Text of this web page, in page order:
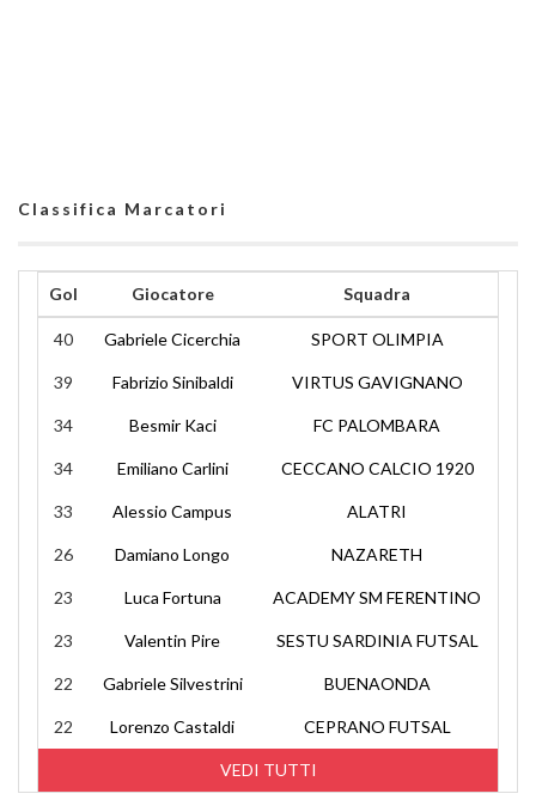
Classifica Marcatori
Gol Giocatore Squadra
VEDI TUTTI
40 Gabriele Cicerchia SPORT OLIMPIA
39 Fabrizio Sinibaldi VIRTUS GAVIGNANO
34 Besmir Kaci FC PALOMBARA
34 Emiliano Carlini CECCANO CALCIO 1920
33 Alessio Campus ALATRI
26 Damiano Longo NAZARETH
23 Luca Fortuna ACADEMY SM FERENTINO
23 Valentin Pire SESTU SARDINIA FUTSAL
22 Gabriele Silvestrini BUENAONDA
22 Lorenzo Castaldi CEPRANO FUTSAL